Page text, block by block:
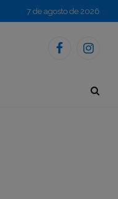
7 de agosto de 2026
Facebook